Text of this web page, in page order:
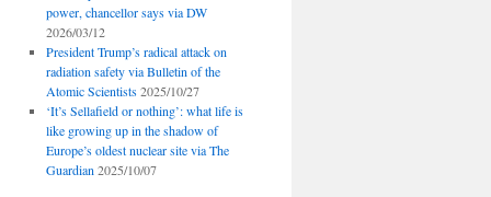
power, chancellor says via DW
2026/03/12
President Trump’s radical attack on
radiation safety via Bulletin of the
Atomic Scientists 2025/10/27
‘It’s Sellafield or nothing’: what life is
like growing up in the shadow of
Europe’s oldest nuclear site via The
Guardian 2025/10/07